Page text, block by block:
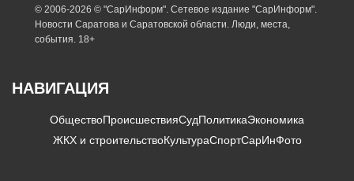
© 2006-2026 © "СарИнформ". Сетевое издание "СарИнформ".
Новости Саратова и Саратовской области. Люди, места,
события. 18+
НАВИГАЦИЯ
ОбществоПроисшествияСудПолитикаЭкономика
ЖКХ и строительствоКультураСпортСарИнФото